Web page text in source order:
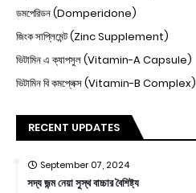
ডমপেরিডন (Domperidone)
জিংক সাপ্লিমেন্ট (Zinc Supplement)
ভিটামিন এ ক্যাপসুল (Vitamin-A Capsule)
ভিটামিন বি কমপ্লেক্স (Vitamin-B Complex)
RECENT UPDATES
September 07, 2024
সদ্য জন্ম নেয়া সুস্থ বাচ্চার বৈশিষ্ট্য